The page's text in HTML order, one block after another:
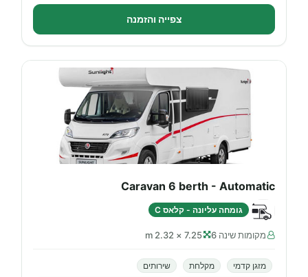
צפייה והזמנה
Caravan 6 berth - Automatic
גומחה עליונה - קלאס C
מקומות שינה 6 7.25 × 2.32 m
מזגן קדמי מקלחת
שירותים